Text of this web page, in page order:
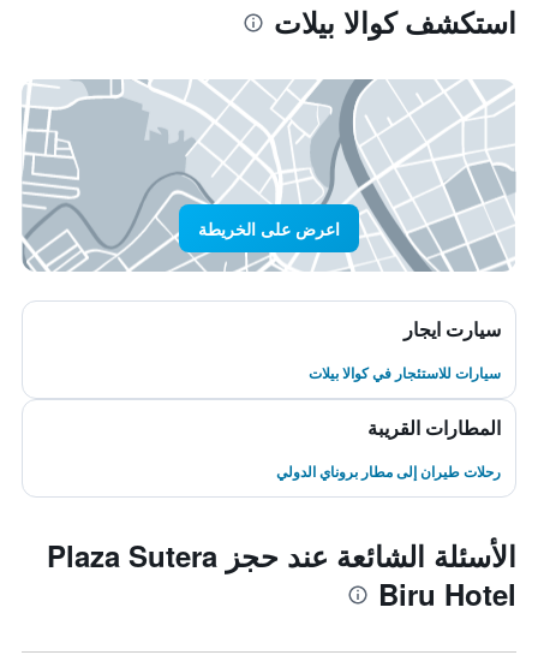
استكشف كوالا بيلات
اعرض على الخريطة
سيارت ايجار
سيارات للاستئجار في كوالا بيلات
المطارات القريبة
رحلات طيران إلى مطار بروناي الدولي
الأسئلة الشائعة عند حجز Plaza Sutera
Biru Hotel